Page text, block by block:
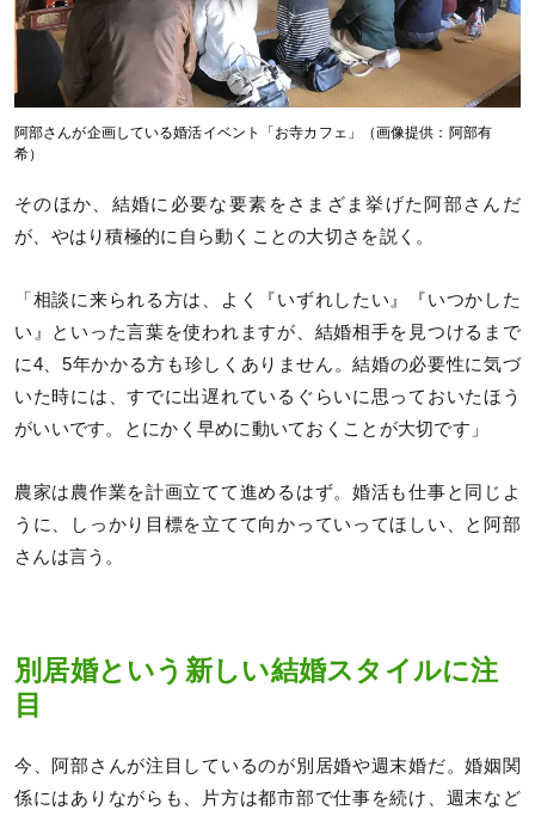
阿部さんが企画している婚活イベント「お寺カフェ」（画像提供：阿部有
希）
そのほか、結婚に必要な要素をさまざま挙げた阿部さんだ
が、やはり積極的に自ら動くことの大切さを説く。
「相談に来られる方は、よく『いずれしたい』『いつかした
い』といった言葉を使われますが、結婚相手を見つけるまで
に4、5年かかる方も珍しくありません。結婚の必要性に気づ
いた時には、すでに出遅れているぐらいに思っておいたほう
がいいです。とにかく早めに動いておくことが大切です」
農家は農作業を計画立てて進めるはず。婚活も仕事と同じよ
うに、しっかり目標を立てて向かっていってほしい、と阿部
さんは言う。
別居婚という新しい結婚スタイルに注
目
今、阿部さんが注目しているのが別居婚や週末婚だ。婚姻関
係にはありながらも、片方は都市部で仕事を続け、週末など